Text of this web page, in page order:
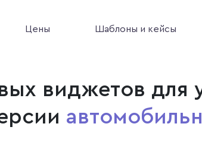
Цены Шаблоны и кейсы
виджетов для